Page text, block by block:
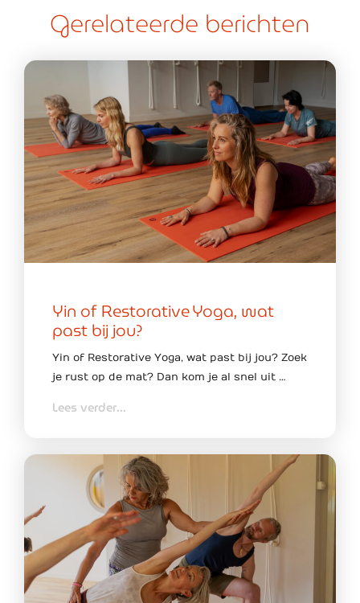
Gerelateerde berichten
Yin of Restorative Yoga, wat
past bij jou?
Yin of Restorative Yoga, wat past bij jou? Zoek
je rust op de mat? Dan kom je al snel uit …
Lees verder...